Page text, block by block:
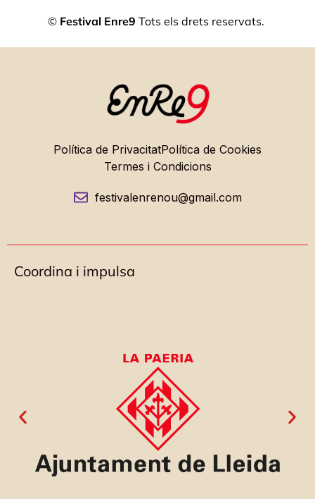
© Festival Enre9 Tots els drets reservats.
Política de PrivacitatPolítica de Cookies
Termes i Condicions
festivalenrenou@gmail.com
Coordina i impulsa